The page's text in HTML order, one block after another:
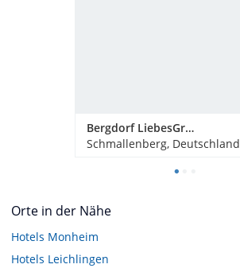
Bergdorf LiebesGrün
Schmallenberg, Deutschland
Orte in der Nähe
Hotels Monheim
Hotels Leichlingen